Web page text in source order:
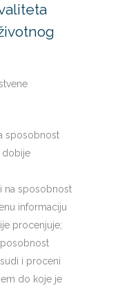
sposobnost
dobije
na sposobnost
informaciju
procenjuje;
i proceni
do koje je